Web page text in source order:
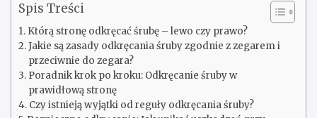
Spis Treści
Którą stronę odkręcać śrubę – lewo czy prawo?
Jakie są zasady odkręcania śruby zgodnie z zegarem i
przeciwnie do zegara?
Poradnik krok po kroku: Odkręcanie śruby w
prawidłową stronę
Czy istnieją wyjątki od reguły odkręcania śruby?